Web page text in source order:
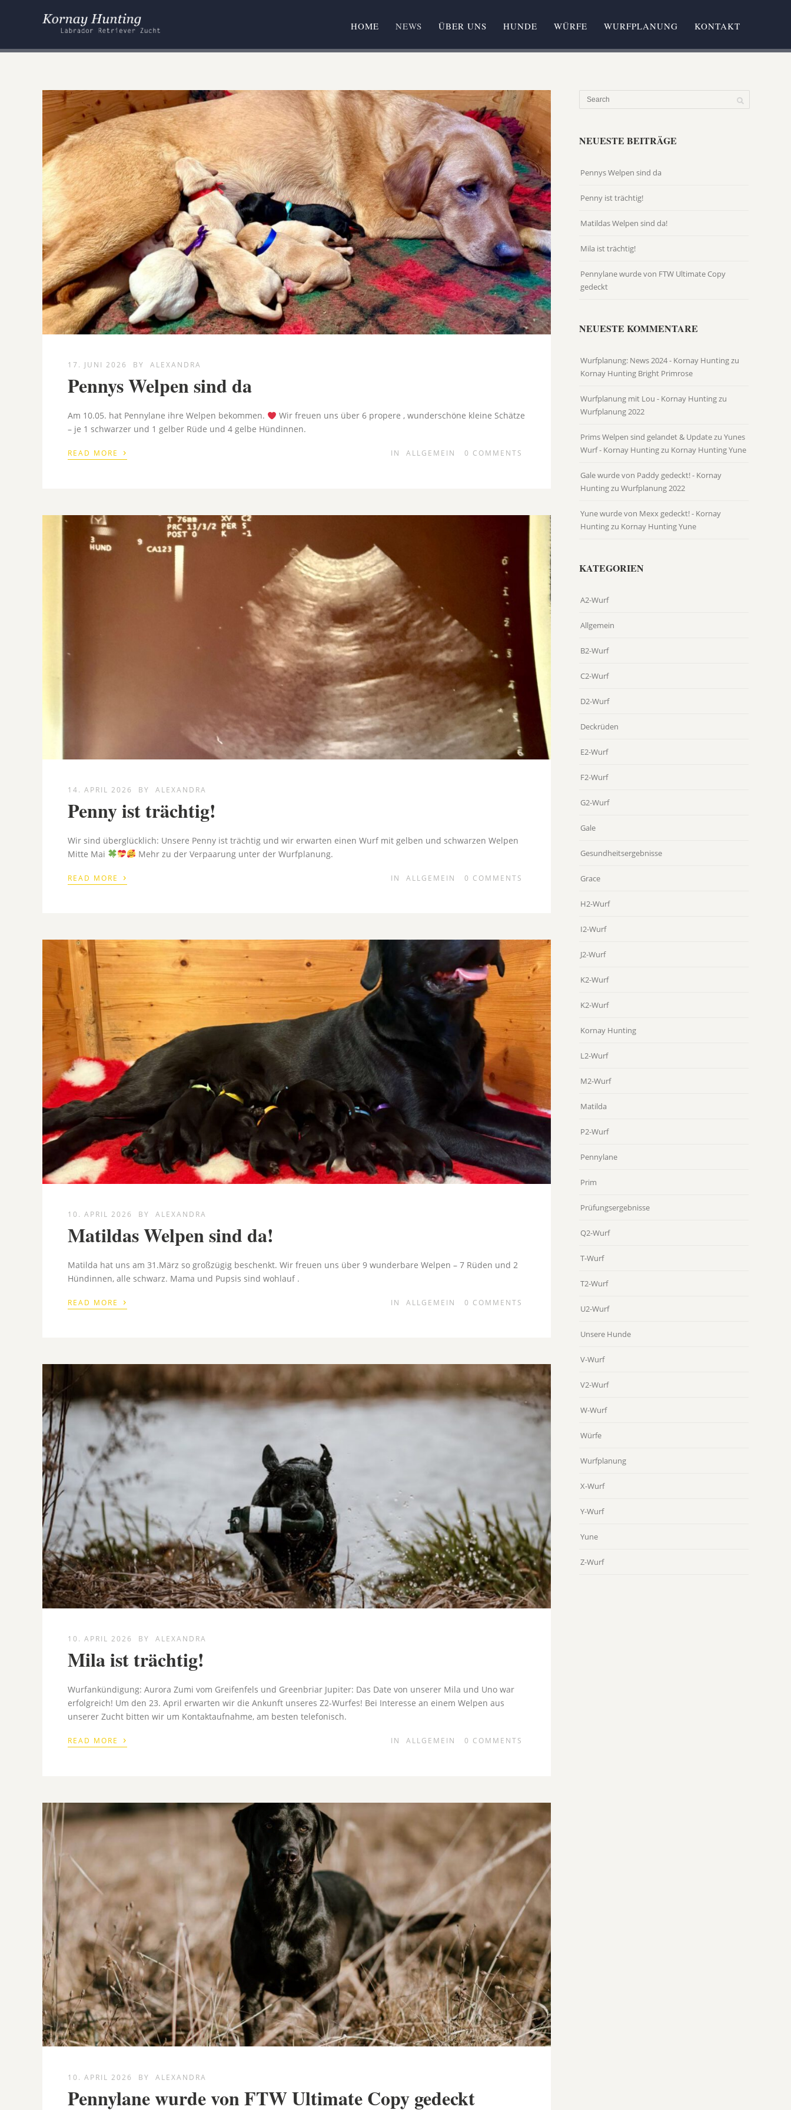
HOME NEWS ÜBER UNS HUNDE WÜRFE WURFPLANUNG KONTAKT
17. JUNI 2026 BY ALEXANDRA
Pennys Welpen sind da
Am 10.05. hat Pennylane ihre Welpen bekommen.
Wir freuen uns über 6 propere , wunderschöne kleine Schätze
– je 1 schwarzer und 1 gelber Rüde und 4 gelbe Hündinnen.
READ MORE › IN ALLGEMEIN 0 COMMENTS
14. APRIL 2026 BY ALEXANDRA
Penny ist trächtig!
Wir sind überglücklich: Unsere Penny ist trächtig und wir erwarten einen Wurf mit gelben und schwarzen Welpen
Mitte Mai
Mehr zu der Verpaarung unter der Wurfplanung.
READ MORE › IN ALLGEMEIN 0 COMMENTS
10. APRIL 2026 BY ALEXANDRA
Matildas Welpen sind da!
Matilda hat uns am 31.März so großzügig beschenkt. Wir freuen uns über 9 wunderbare Welpen – 7 Rüden und 2
Hündinnen, alle schwarz. Mama und Pupsis sind wohlauf .
READ MORE › IN ALLGEMEIN 0 COMMENTS
10. APRIL 2026 BY ALEXANDRA
Mila ist trächtig!
Wurfankündigung: Aurora Zumi vom Greifenfels und Greenbriar Jupiter: Das Date von unserer Mila und Uno war
erfolgreich! Um den 23. April erwarten wir die Ankunft unseres Z2-Wurfes! Bei Interesse an einem Welpen aus
unserer Zucht bitten wir um Kontaktaufnahme, am besten telefonisch.
READ MORE › IN ALLGEMEIN 0 COMMENTS
10. APRIL 2026 BY ALEXANDRA
Pennylane wurde von FTW Ultimate Copy gedeckt
NEUESTE BEITRÄGE
Pennys Welpen sind da
Penny ist trächtig!
Matildas Welpen sind da!
Mila ist trächtig!
Pennylane wurde von FTW Ultimate Copy
gedeckt
NEUESTE KOMMENTARE
Wurfplanung: News 2024 - Kornay Huntingzu
Kornay Hunting Bright Primrose
Wurfplanung mit Lou - Kornay Huntingzu
Wurfplanung 2022
Prims Welpen sind gelandet & Update zu Yunes
Wurf - Kornay Huntingzu Kornay Hunting Yune
Gale wurde von Paddy gedeckt! - Kornay
Huntingzu Wurfplanung 2022
Yune wurde von Mexx gedeckt! - Kornay
Huntingzu Kornay Hunting Yune
KATEGORIEN
A2-Wurf
Allgemein
B2-Wurf
C2-Wurf
D2-Wurf
Deckrüden
E2-Wurf
F2-Wurf
G2-Wurf
Gale
Gesundheitsergebnisse
Grace
H2-Wurf
I2-Wurf
J2-Wurf
K2-Wurf
K2-Wurf
Kornay Hunting
L2-Wurf
M2-Wurf
Matilda
P2-Wurf
Pennylane
Prim
Prüfungsergebnisse
Q2-Wurf
T-Wurf
T2-Wurf
U2-Wurf
Unsere Hunde
V-Wurf
V2-Wurf
W-Wurf
Würfe
Wurfplanung
X-Wurf
Y-Wurf
Yune
Z-Wurf